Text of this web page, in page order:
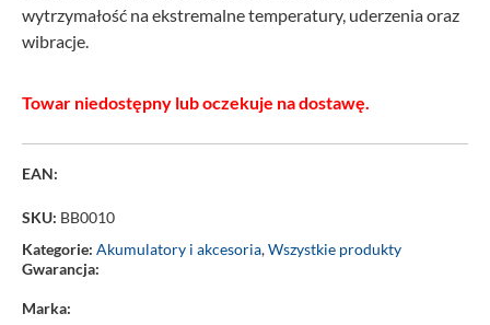
wytrzymałość na ekstremalne temperatury, uderzenia oraz
wibracje.
Towar niedostępny lub oczekuje na dostawę.
EAN:
SKU: BB0010
Kategorie: Akumulatory i akcesoria,Wszystkie produkty
Gwarancja:
Marka: